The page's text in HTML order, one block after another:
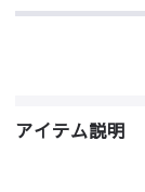
アイテム説明